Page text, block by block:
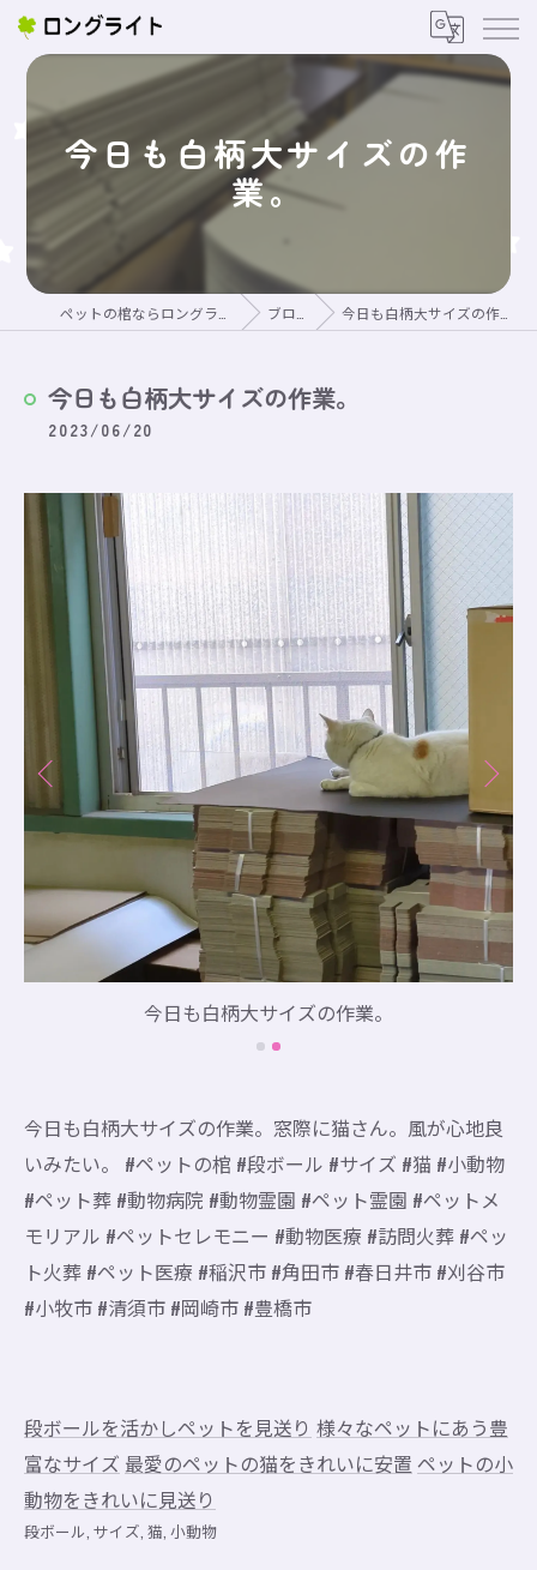
今日も白柄大サイズの作
業。
ブログ 今日も白柄大サイズの作業。
今日も白柄大サイズの作業。
2023/06/20
今日も白柄大サイズの作業。
今日も白柄大サイズの作業。窓際に猫さん。風が心地良
いみたい。 #ペットの棺 #段ボール #サイズ #猫 #小動物
#ペット葬 #動物病院 #動物霊園 #ペット霊園 #ペットメ
モリアル #ペットセレモニー #動物医療 #訪問火葬 #ペッ
ト火葬 #ペット医療 #稲沢市 #角田市 #春日井市 #刈谷市
#小牧市 #清須市 #岡崎市 #豊橋市
段ボールを活かしペットを見送り 様々なペットにあう豊
富なサイズ 最愛のペットの猫をきれいに安置 ペットの小
動物をきれいに見送り
段ボール サイズ 猫 小動物